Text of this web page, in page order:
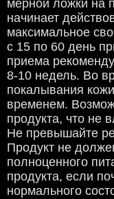
мерной ложки на
начинает
максимальное
с 15 по 60 день
приема
8-10 недель. Во
покалывания
временем.
продукта, что не
Не превышайте
Продукт не
полноценного
продукта, если
нормального